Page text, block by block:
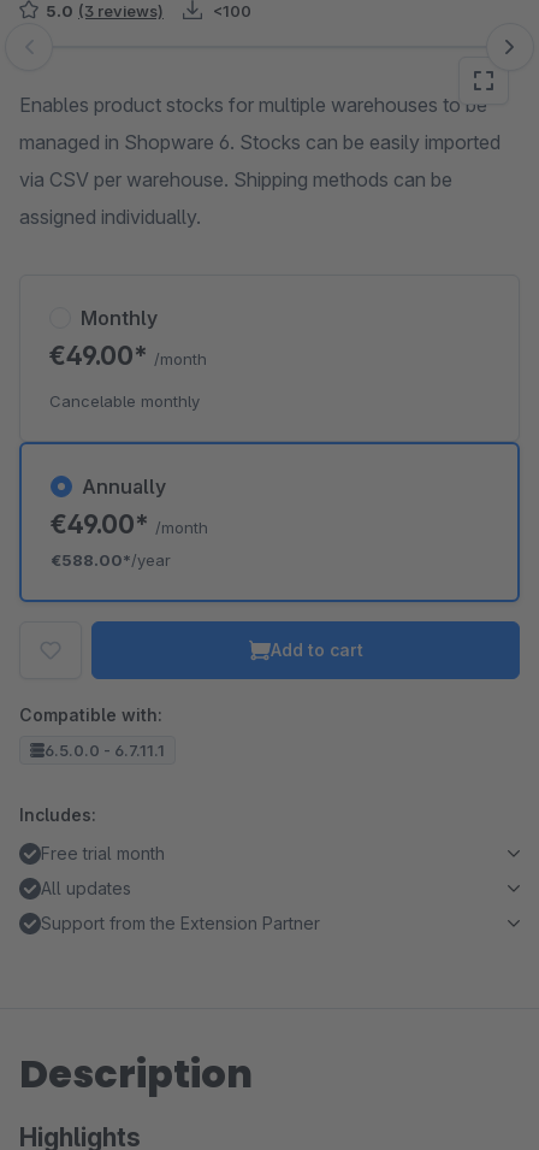
5.0 (3 reviews) <100
Skip image gallery
Enables product stocks for multiple warehouses to be
managed in Shopware 6. Stocks can be easily imported
via CSV per warehouse. Shipping methods can be
assigned individually.
Annually
€49.00* /month
€588.00*/year
Monthly
€49.00* /month
Cancelable monthly
Add to cart
Compatible with:
6.5.0.0 - 6.7.11.1
Includes:
Free trial month
All updates
Support from the Extension Partner
Description
Highlights